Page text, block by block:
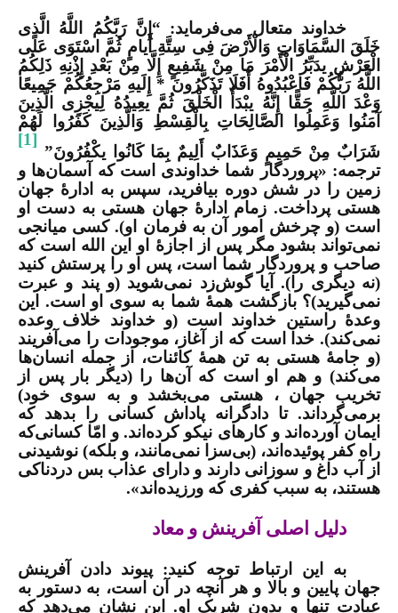
خداوند متعال می‌فرماید: “ إِنَّ رَبَّكُمُ اللَّهُ الَّذِی
خَلَقَ السَّمَاوَاتِ وَالْأَرْضَ فِی سِتَّةِ أَیامٍ ثُمَّ اسْتَوَى عَلَى
الْعَرْشِ یدَبِّرُ الْأَمْرَ مَا مِنْ شَفِیعٍ إِلَّا مِنْ بَعْدِ إِذْنِهِ ذَلِكُمُ
اللَّهُ رَبُّكُمْ فَاعْبُدُوهُ أَفَلَا تَذَكَّرُونَ * إِلَیهِ مَرْجِعُكُمْ جَمِیعًا
وَعْدَ اللَّهِ حَقًّا إِنَّهُ یبْدَأُ الْخَلْقَ ثُمَّ یعِیدُهُ لِیجْزِی الَّذِینَ
آمَنُوا وَعَمِلُوا الصَّالِحَاتِ بِالْقِسْطِ وَالَّذِینَ كَفَرُوا لَهُمْ
شَرَابٌ مِنْ حَمِیمٍ وَعَذَابٌ أَلِیمٌ بِمَا كَانُوا یكْفُرُونَ”
[1]
ترجمه: «‏پروردگار شما خداوندی است كه آسمان‌ها و
زمین را در شش دوره بیافرید، سپس به ادارۀ جهان
هستی پرداخت. زمام ادارۀ جهان هستی به دست او
است (و چرخش امور آن به فرمان او). كسی میانجی
نمی‌تواند بشود مگر پس از اجازۀ او این الله است كه
صاحب و پروردگار شما است، پس او را پرستش كنید
(نه دیگری را). آیا گوش‌زد نمی‌شوید (و پند و عبرت
نمی‌گیرید)؟‏ ‏بازگشت همۀ شما به سوی او است. این
وعدۀ راستین خداوند است (و خداوند خلاف وعده
نمی‌كند). خدا است كه از آغاز، موجودات را می‌آفریند
(و جامۀ هستی به تن همۀ كائنات، از جمله انسان‌ها
می‌كند) و هم او است كه آن‌ها را (دیگر بار پس از
تخریب جهان ، هستی می‌بخشد و به سوی خود)
برمی‌گرداند. تا دادگرانه پاداش كسانی را بدهد كه
ایمان آورده‌اند و كارهای نیكو كرده‌اند. و امّا كسانی‌كه
راه كفر پوئیده‌اند، (بی‌سزا نمی‌مانند، و بلكه) نوشیدنی
از آب داغ و سوزانی دارند و دارای عذاب بس دردناكی
هستند، به سبب كفری كه ورزیده‌اند».‏
دلیل اصلی آفرینش و معاد
به این ارتباط توجه کنید: پیوند دادن آفرینش
جهان پایین و بالا و هر آنچه در آن است، به دستور به
عبادت تنها و بدون شریک او. این نشان می‌دهد که